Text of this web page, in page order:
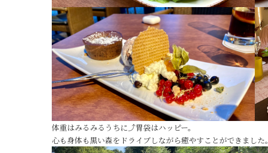
体重はみるみるうちに⤴️胃袋はハッピー。
心も身体も黒い森をドライブしながら癒やすことができました。